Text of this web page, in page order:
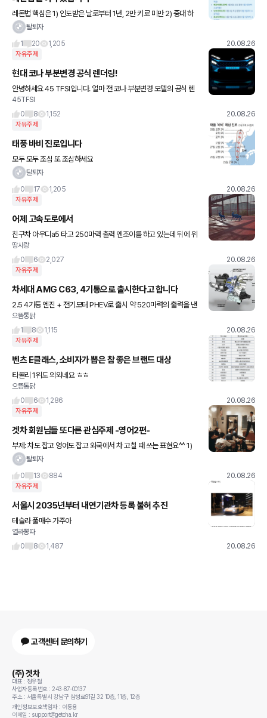
레몬법 핵심은 1) 인도받은 날로부터 1년, 2만 키로 미만 2) 중대 하
자 여러번 3) 안전 우려와 명백한 경제적 가치 훼손 4) 자동차안전 하
탈퇴자
1
20 1,205 20.08.26
자유주제
현대 코나 부분변경 공식 렌더링!
안녕하세요 45 TFSI입니다. 얼마 전 코나 부분변경 모델의 공식 렌
더링이 공개된 듯 하더군요. 소형 SUV 시장에서 큰 인기 얻지 못 하
고 전전긍긍하고 있는 코나인데 과연 이번 부분변경 통
45TFSI
0
8 1,152 20.08.26
자유주제
태풍 바비 진로입니다
모두 모두 조심 또 조심하세요
탈퇴자
0
17 1,205 20.08.26
자유주제
어제 고속도로에서
친구차 아우디a5 타고 250마력 출력 엔조이를 하고 있는데 뒤에 위
장막 suv한대가 바싹 뒤에 붙더군요 drl이 투싼이라 뒷모습 볼려고
다른 차 추월직전 이였지만 길을 비켜주었는데 비상등을 켜주면
땅사랑
0
6 2,027 20.08.26
자유주제
차세대 AMG C63, 4기통으로 출시한다고 합니다
2.5 4기통 엔진 + 전기모터 PHEV로 출시 약 520마력의 출력을 낸
다고 합니다. 2.5로 520마력이라니... 벤츠 기술력은 진짜 어마어마
하네요 까다로워지는 환경 규제속에서 살아남으려면 어
으뜸통닭
1
8 1,115 20.08.26
자유주제
벤츠 E클래스, 소비자가 뽑은 참 좋은 브랜드 대상
티볼리 1위도 의외네요 ㅎㅎ
으뜸통닭
0
6 1,286 20.08.26
자유주제
겟차 회원님들 또다른 관심주제 -영어2편-
부제: 차도 잡고 영어도 잡고 외국에서 차 고칠 때 쓰는 표현요^^ 1)
브레이크가 말을 안 들어요 The brakes are not working! 2) 브
탈퇴자
0
13 884 20.08.26
자유주제
서울시 2035년부터 내연기관차 등록 불허 추진
테슬라 풀매수 가주아
열라뽕따
0
8 1,487 20.08.26
고객센터 문의하기
(주) 겟차
대표 : 정유철
사업자등록번호 : 243-87-00137
주소 : 서울특별시 강남구 삼성로91길 32 10층, 11층, 12층
개인정보보호책임자 : 이동용
이메일 : support@getcha.kr